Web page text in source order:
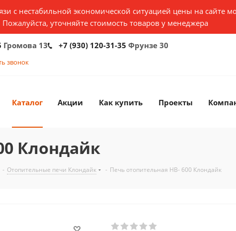
с нестабильной экономической ситуацией цены на сайте
Пожалуйста, уточняйте стоимость товаров у менеджера
Громова 13 +7 (930) 120-31-35 Фрунзе 30
звонок
Каталог Акции Как купить Проекты
Клондайк
- Отопительные печи Клондайк - Печь отопительная НВ- 600 Клондайк